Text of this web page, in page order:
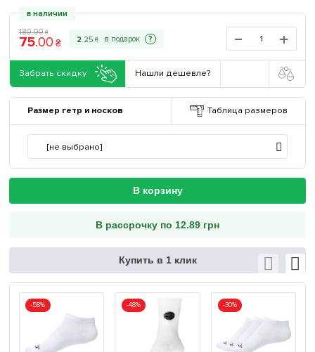
в наличии
180.00 ₴
75.00 ₴ 2.25 ₴ ?
Забрать скидку Нашли дешевле?
Размер гетр и носков Таблица размеров
[не выбрано]
В корзину
В рассрочку по 12.89 грн
Купить в 1 клик
-58% -48% -30%